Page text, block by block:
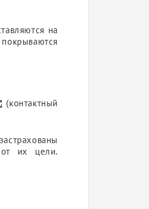
на
(контактный
их цели.